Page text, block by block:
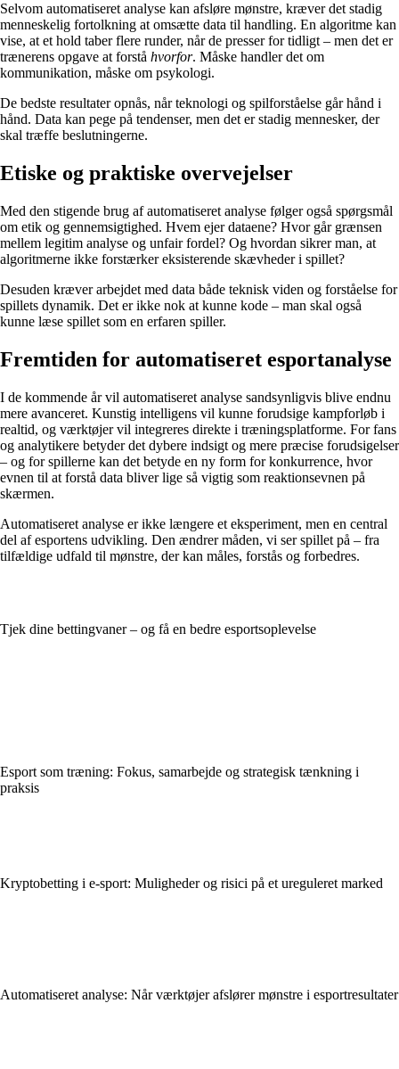
Selvom automatiseret analyse kan afsløre mønstre, kræver det stadig
menneskelig fortolkning at omsætte data til handling. En algoritme kan
vise, at et hold taber flere runder, når de presser for tidligt – men det er
trænerens opgave at forstå hvorfor. Måske handler det om
kommunikation, måske om psykologi.
De bedste resultater opnås, når teknologi og spilforståelse går hånd i
hånd. Data kan pege på tendenser, men det er stadig mennesker, der
skal træffe beslutningerne.
Etiske og praktiske overvejelser
Med den stigende brug af automatiseret analyse følger også spørgsmål
om etik og gennemsigtighed. Hvem ejer dataene? Hvor går grænsen
mellem legitim analyse og unfair fordel? Og hvordan sikrer man, at
algoritmerne ikke forstærker eksisterende skævheder i spillet?
Desuden kræver arbejdet med data både teknisk viden og forståelse for
spillets dynamik. Det er ikke nok at kunne kode – man skal også
kunne læse spillet som en erfaren spiller.
Fremtiden for automatiseret esportanalyse
I de kommende år vil automatiseret analyse sandsynligvis blive endnu
mere avanceret. Kunstig intelligens vil kunne forudsige kampforløb i
realtid, og værktøjer vil integreres direkte i træningsplatforme. For fans
og analytikere betyder det dybere indsigt og mere præcise forudsigelser
– og for spillerne kan det betyde en ny form for konkurrence, hvor
evnen til at forstå data bliver lige så vigtig som reaktionsevnen på
skærmen.
Automatiseret analyse er ikke længere et eksperiment, men en central
del af esportens udvikling. Den ændrer måden, vi ser spillet på – fra
tilfældige udfald til mønstre, der kan måles, forstås og forbedres.
Tjek dine bettingvaner – og få en bedre esportsoplevelse
Esport som træning: Fokus, samarbejde og strategisk tænkning i
praksis
Kryptobetting i e-sport: Muligheder og risici på et ureguleret marked
Automatiseret analyse: Når værktøjer afslører mønstre i esportresultater